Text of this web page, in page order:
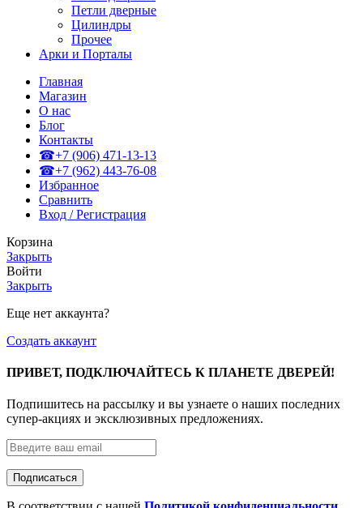
Петли дверные
Цилиндры
Прочее
Арки и Порталы
Главная
Магазин
О нас
Блог
Контакты
☎+7 (906) 471-13-13
☎+7 (962) 443-76-08
Избранное
Сравнить
Вход / Регистрация
Корзина
Закрыть
Войти
Закрыть
Еще нет аккаунта?
Создать аккаунт
ПРИВЕТ, ПОДКЛЮЧАЙТЕСЬ К ПЛАНЕТЕ ДВЕРЕЙ!
Подпишитесь на рассылку и вы узнаете о наших последних
супер-акциях и эксклюзивных предложениях.